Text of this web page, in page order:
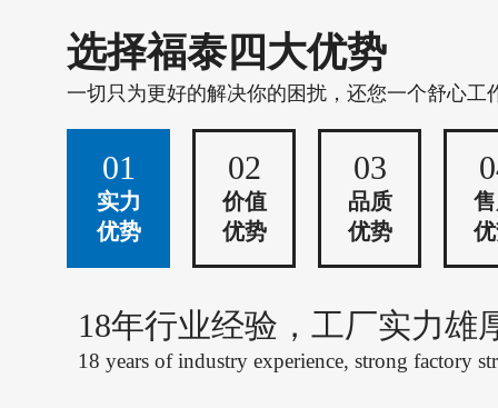
选择福泰四大优势
一切只为更好的解决你的困扰，还您一个舒心工
01
实力
优势
02
价值
优势
03
品质
优势
18年行业经验，工厂实力雄
18 years of industry experience, strong factory